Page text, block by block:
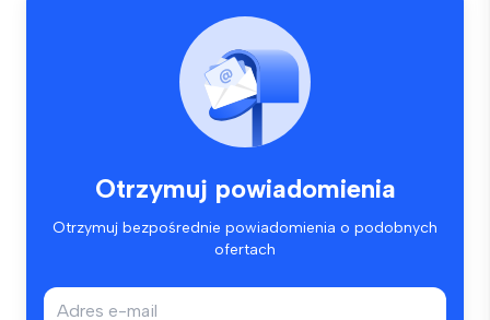
Otrzymuj powiadomienia
Otrzymuj bezpośrednie powiadomienia o podobnych
ofertach